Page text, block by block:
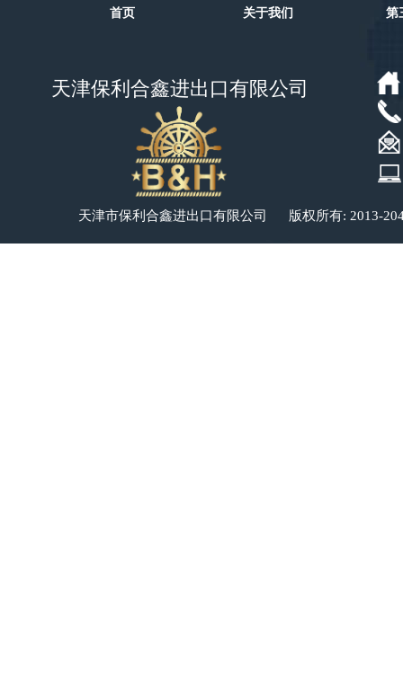
首页 关于我们 第
天津保利合鑫进出口有限公司
天津市保利合鑫进出口有限公司 版权所有: 2013-